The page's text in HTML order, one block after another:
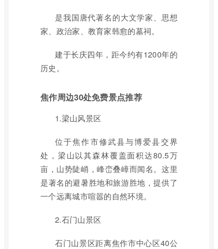
是我国唐代著名的大文学家、思想
家、政治家、教育家韩愈的墓祠。
建于长庆四年，距今约有1200年的
历史。
焦作周边30处免费景点推荐
1.梁山风景区
位于焦作市修武县与博爱县交界
处，梁山以其森林覆盖面积达80.5万
亩，山势陡峭，峰峦叠嶂而闻名。这里
是著名的避暑胜地和旅游胜地，提供了
一个远离城市喧嚣的自然环境。
2.石门山景区
石门山景区距离焦作市中心区40公